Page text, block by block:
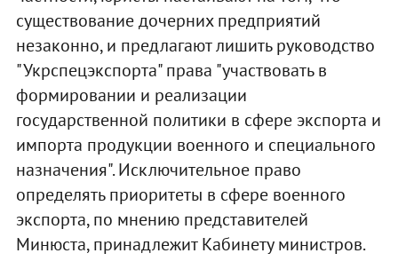
существование дочерних предприятий
незаконно, и предлагают лишить руководство
"Укрспецэкспорта" права "участвовать в
формировании и реализации
государственной политики в сфере экспорта и
импорта продукции военного и специального
назначения". Исключительное право
определять приоритеты в сфере военного
экспорта, по мнению представителей
Минюста, принадлежит Кабинету министров.